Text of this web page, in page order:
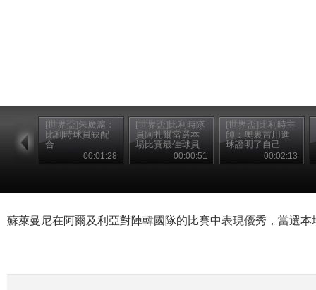
[世界盃]朱廣滬：
比利時球員缺配
合
00:01:28
[世界盃]比利時隊
員阿扎爾當選本
場比賽最佳球員
00:00:51
[世界盃]比利時主
帥：奧裏吉用進
球證明了自己
00:02:13
蘇萊曼尼在阿爾及利亞對陣韓國隊的比賽中表現優秀，當選本